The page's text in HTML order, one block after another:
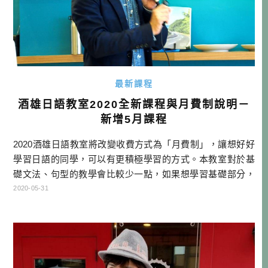
最新課程
酒雄日語教室2020全新課程與月費制說明－
新增5月課程
2020酒雄日語教室將改變收費方式為「月費制」，讓想好好
學習日語的同學，可以有更積極學習的方式。本教室對於基
礎文法、句型的教學會比較少一點，如果想學習基礎部分，
可以參考老師的線上班課程哦！ 本文目次 月費制說明及費率
經邁入第18個年頭，並於2018年開始了線上班課程，目前來
2020-05-31